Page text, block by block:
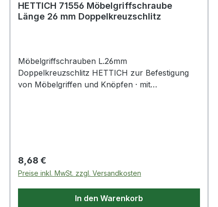
HETTICH 71556 Möbelgriffschraube
Länge 26 mm Doppelkreuzschlitz
Möbelgriffschrauben L.26mm
Doppelkreuzschlitz HETTICH zur Befestigung
von Möbelgriffen und Knöpfen · mit
Regulärer Preis:
8,68 €
Preise inkl. MwSt. zzgl. Versandkosten
In den Warenkorb